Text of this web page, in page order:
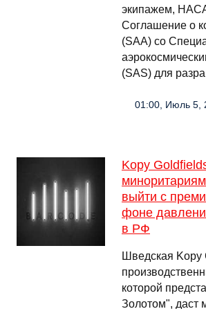
экипажем,
Соглашение о
(SAA) со
(SAS) для
01:00, Июль 5,
Kopy
выйти с
фоне
в РФ
Шведская Kopy
которой
Золотом", даст